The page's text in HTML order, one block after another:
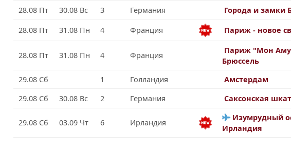
28.08 Пт
30.08 Вс 3 Германия Города и замки
28.08 Пт 31.08 Пн 4 Франция Париж - новое
28.08 Пт 31.08 Пн 4 Франция
Париж "Мон
Брюссель
29.08 Сб
1 Голландия
Амстердам
29.08 Сб
30.08 Вс 2 Германия Саксонская
29.08 Сб 03.09 Чт 6 Ирландия
Изумрудный
Ирландия